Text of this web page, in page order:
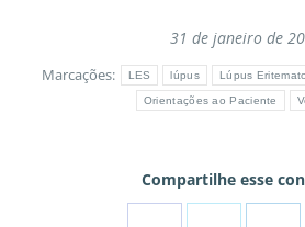
31 de janeiro de
Marcações: LES lúpus Lúpus
Orientações ao Paciente
Compartilhe esse